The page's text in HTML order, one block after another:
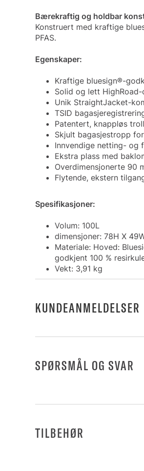
Bærekraftig og holdbar
Konstruert med kraftige
PFAS.
Egenskaper:
Kraftige bluesign®-
Solid og lett HighRoad-
Unik StraightJacket-
TSID
Patentert, knappløs
Skjult bagasjestropp
Innvendige netting- og
Ekstra plass med
Overdimensjonerte 90
Flytende, ekstern
Spesifikasjoner:
Volum: 100L
dimensjoner: 78H X
Materiale: Hoved:
godkjent 100 %
Vekt: 3,91 kg
KUNDEANMELDELSER
SPØRSMÅL OG SVAR
TILBEHØR